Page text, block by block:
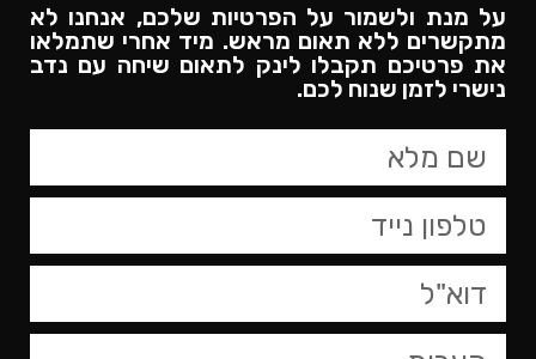
על מנת ולשמור על הפרטיות שלכם, אנחנו לא
מתקשרים ללא תאום מראש. מיד אחרי שתמלאו
את פרטיכם תקבלו לינק לתאום שיחה עם נדב
נישרי לזמן שנוח לכם.​